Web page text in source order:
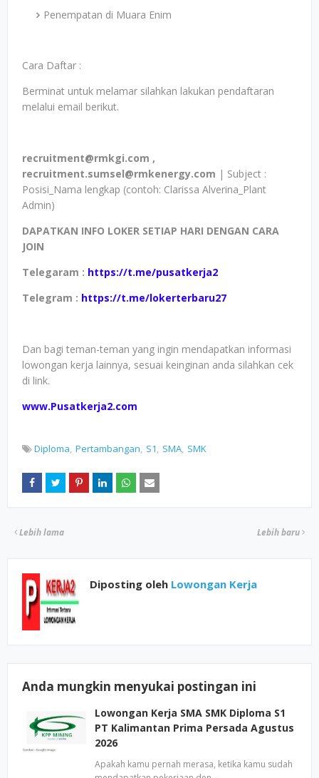
Penempatan di Muara Enim
Cara Daftar :
Berminat untuk melamar silahkan lakukan pendaftaran
melalui email berikut.
recruitment@rmkgi.com ,
recruitment.sumsel@rmkenergy.com | Subject :
Posisi_Nama lengkap (contoh: Clarissa Alverina_Plant
Admin)
DAPATKAN INFO LOKER SETIAP HARI DENGAN CARA
JOIN
Telegaram : https://t.me/pusatkerja2
Telegram : https://t.me/lokerterbaru27
Dan bagi teman-teman yang ingin mendapatkan informasi
lowongan kerja lainnya, sesuai keinginan anda silahkan cek
di link.
www.Pusatkerja2.com
Diploma Pertambangan S1 SMA SMK
Lebih baru
Lebih lama
Diposting oleh Lowongan Kerja
Anda mungkin menyukai postingan ini
Lowongan Kerja SMA SMK Diploma S1
PT Kalimantan Prima Persada Agustus
2026
Apakah kamu pernah merasa, ketika kamu sudah